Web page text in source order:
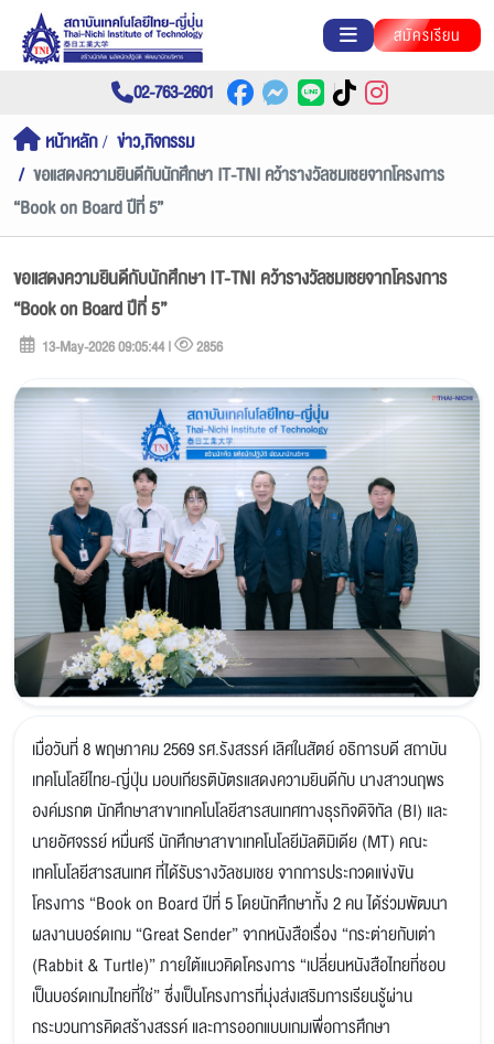
สมัครเรียน
02-763-2601
หน้าหลัก
ข่าว,กิจกรรม
ขอแสดงความยินดีกับนักศึกษา IT-TNI คว้ารางวัลชมเชยจากโครงการ
“Book on Board ปีที่ 5”
ขอแสดงความยินดีกับนักศึกษา IT-TNI คว้ารางวัลชมเชยจากโครงการ
“Book on Board ปีที่ 5”
13-May-2026 09:05:44 | 2856
เมื่อวันที่ 8 พฤษภาคม 2569 รศ.รังสรรค์ เลิศในสัตย์ อธิการบดี สถาบัน
เทคโนโลยีไทย-ญี่ปุ่น มอบเกียรติบัตรแสดงความยินดีกับ นางสาวนฤพร
องค์มรกต นักศึกษาสาขาเทคโนโลยีสารสนเทศทางธุรกิจดิจิทัล (BI) และ
นายอัศจรรย์ หมื่นศรี นักศึกษาสาขาเทคโนโลยีมัลติมิเดีย (MT) คณะ
เทคโนโลยีสารสนเทศ ที่ได้รับรางวัลชมเชย จากการประกวดแข่งขัน
โครงการ “Book on Board ปีที่ 5 โดยนักศึกษาทั้ง 2 คน ได้ร่วมพัฒนา
ผลงานบอร์ดเกม “Great Sender” จากหนังสือเรื่อง “กระต่ายกับเต่า
(Rabbit & Turtle)” ภายใต้แนวคิดโครงการ “เปลี่ยนหนังสือไทยที่ชอบ
เป็นบอร์ดเกมไทยที่ใช่” ซึ่งเป็นโครงการที่มุ่งส่งเสริมการเรียนรู้ผ่าน
กระบวนการคิดสร้างสรรค์ และการออกแบบเกมเพื่อการศึกษา